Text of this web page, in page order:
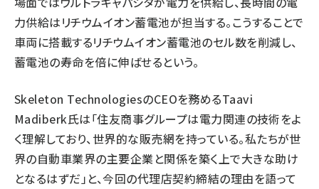
力供給はリチウムイオン蓄電池が担当する。こうすることで
車両に搭載するリチウムイオン蓄電池のセル数を削減し、
蓄電池の寿命を倍に伸ばせるという。
Skeleton TechnologiesのCEOを務めるTaavi
Madiberk氏は「住友商事グループは電力関連の技術をよ
く理解しており、世界的な販売網を持っている。私たちが世
界の自動車業界の主要企業と関係を築く上で大きな助け
となるはずだ」と、今回の代理店契約締結の理由を語って